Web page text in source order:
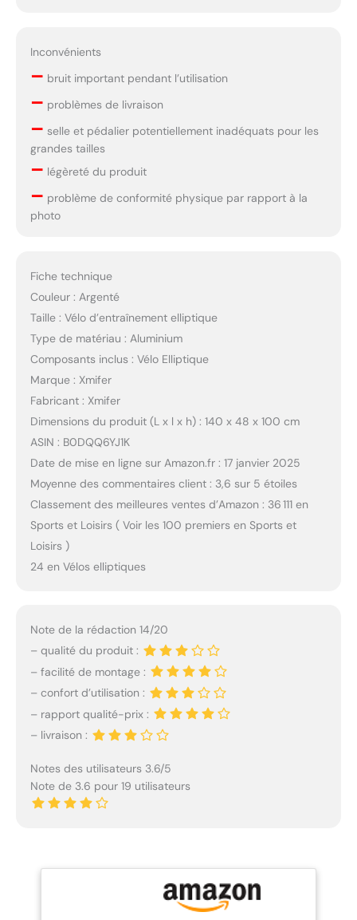
Inconvénients
– bruit important pendant l’utilisation
– problèmes de livraison
– selle et pédalier potentiellement inadéquats pour les
grandes tailles
– légèreté du produit
– problème de conformité physique par rapport à la
photo
Fiche technique
Couleur : Argenté
Taille : Vélo d’entraînement elliptique
Type de matériau : Aluminium
Composants inclus : Vélo Elliptique
Marque : Xmifer
Fabricant : Xmifer
Dimensions du produit (L x l x h) : 140 x 48 x 100 cm
ASIN : B0DQQ6YJ1K
Date de mise en ligne sur Amazon.fr : 17 janvier 2025
Moyenne des commentaires client : 3,6 sur 5 étoiles
Classement des meilleures ventes d’Amazon : 36 111 en
Sports et Loisirs ( Voir les 100 premiers en Sports et
Loisirs )
24 en Vélos elliptiques
Note de la rédaction 14/20
– qualité du produit :
– facilité de montage :
– confort d’utilisation :
– rapport qualité-prix :
– livraison :
Notes des utilisateurs 3.6/5
Note de 3.6 pour 19 utilisateurs